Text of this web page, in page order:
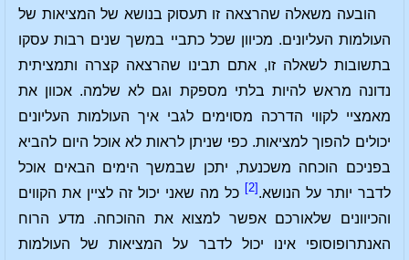
הובעה משאלה שהרצאה זו תעסוק בנושא של המציאות של
העולמות העליונים. מכיוון שכל כתביי במשך שנים רבות עסקו
בתשובות לשאלה זו, אתם תבינו שהרצאה קצרה ותמציתית
נדונה מראש להיות בלתי מספקת וגם לא שלמה. אכוון את
מאמציי לקווי הדרכה מסוימים לגבי איך העולמות העליונים
יכולים להפוך למציאות. כפי שניתן לראות לא אוכל היום להביא
בפניכם הוכחה משכנעת, יתכן שבמשך הימים הבאים אוכל
לדבר יותר על הנושא. [2]
כל מה שאני יכול זה לציין את הקווים
והכיוונים שלאורכם אפשר למצוא את ההוכחה. מדע הרוח
האנתרופוסופי אינו יכול לדבר על המציאות של העולמות